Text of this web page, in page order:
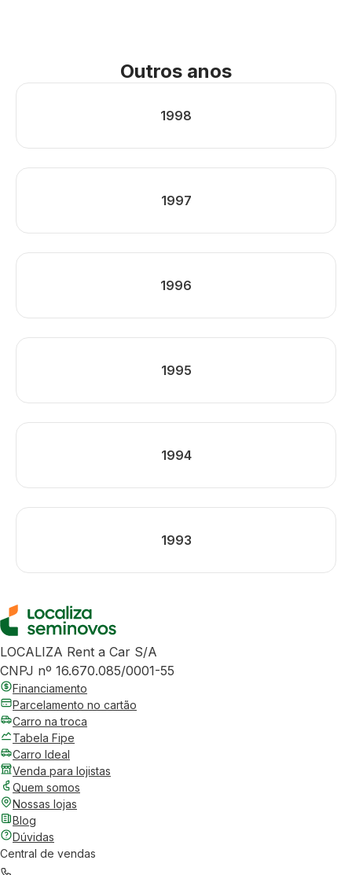
Outros anos
1998
1997
1996
1995
1994
1993
LOCALIZA Rent a Car S/A
CNPJ nº 16.670.085/0001-55
Financiamento
Parcelamento no cartão
Carro na troca
Tabela Fipe
Carro Ideal
Venda para lojistas
Quem somos
Nossas lojas
Blog
Dúvidas
Central de vendas